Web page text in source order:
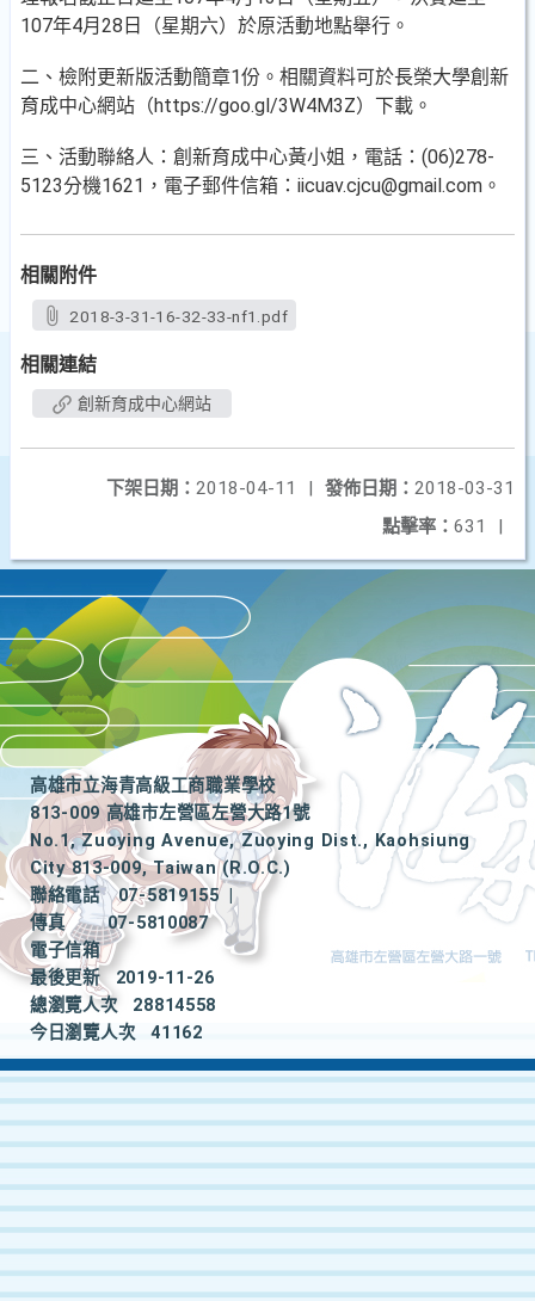
107年4月28日（星期六）於原活動地點舉行。
二、檢附更新版活動簡章1份。相關資料可於長榮大學創新
育成中心網站（https://goo.gl/3W4M3Z）下載。
三、活動聯絡人：創新育成中心黃小姐，電話：(06)278-
5123分機1621，電子郵件信箱：iicuav.cjcu@gmail.com。
相關附件
2018-3-31-16-32-33-nf1.pdf
相關連結
創新育成中心網站
發佈日期： 2018-03-31
下架日期： 2018-04-11
|
點擊率： 631 |
高雄市立海青高級工商職業學校
813-009 高雄市左營區左營大路1號
No.1, Zuoying Avenue, Zuoying Dist., Kaohsiung
City 813-009, Taiwan (R.O.C.)
聯絡電話
07-5819155
|
傳真
07-5810087
電子信箱
最後更新
2019-11-26
總瀏覽人次
28814558
今日瀏覽人次
41162